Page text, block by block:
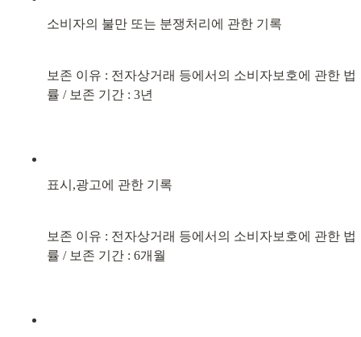
소비자의 불만 또는 분쟁처리에 관한 기록
보존 이유 : 전자상거래 등에서의 소비자보호에 관한 법
률 / 보존 기간 : 3년
표시,광고에 관한 기록
보존 이유 : 전자상거래 등에서의 소비자보호에 관한 법
률 / 보존 기간 : 6개월